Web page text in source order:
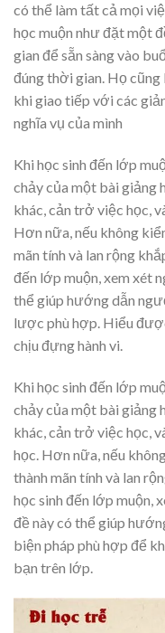
có thể làm tất cả mọi
học muộn như đặt một
gian để sẵn sàng vào
đúng thời gian. Họ cũng
khi giao tiếp với các
nghĩa vụ của mình
Khi học sinh đến lớp
chảy của một bài giảng
khác, cản trở việc học,
Hơn nữa, nếu không
mãn tính và lan rộng
đến lớp muộn, xem xét
thể giúp hướng dẫn
lược phù hợp. Hiểu
chịu đựng hành vi.
Khi học sinh đến lớp
chảy của một bài giảng
khác, cản trở việc học,
học. Hơn nữa, nếu
thành mãn tính và lan
học sinh đến lớp muộn,
đề này có thể giúp
biện pháp phù hợp để
bạn trên lớp.